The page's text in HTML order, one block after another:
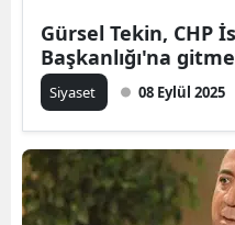
Gürsel Tekin, CHP
Başkanlığı'na
Siyaset 08 Eylül 2025